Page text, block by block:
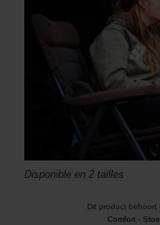
Disponible en 2 tailles
Dit product
Comfort -